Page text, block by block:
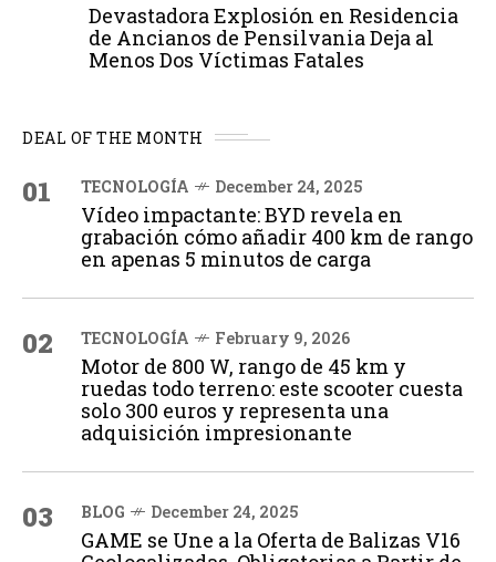
Devastadora Explosión en Residencia
de Ancianos de Pensilvania Deja al
Menos Dos Víctimas Fatales
DEAL OF THE MONTH
01 TECNOLOGÍA December 24, 2025
Vídeo impactante: BYD revela en
grabación cómo añadir 400 km de rango
en apenas 5 minutos de carga
02 TECNOLOGÍA February 9, 2026
Motor de 800 W, rango de 45 km y
ruedas todo terreno: este scooter cuesta
solo 300 euros y representa una
adquisición impresionante
03 BLOG December 24, 2025
GAME se Une a la Oferta de Balizas V16